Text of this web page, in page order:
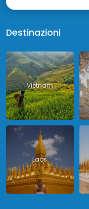
Destinazioni
Vietnam
Laos